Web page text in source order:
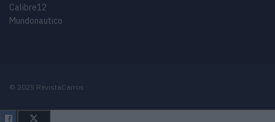
Calibre12
Mundonautico
© 2025 RevistaCarros